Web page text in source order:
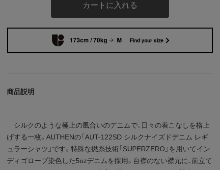
カートに入れる
173cm / 70kg M Find your size
商品説明
シルクのような極上の風合いのデニムで、日々の着こなしを格上
げする一枚。AUTHENの「AUT-122SD シルクナイズドデニム レギ
ュラーシャツ」です。特殊な撚糸技術「SUPERZERO」を用いてイン
ディゴロープ染色した5ozデニムを採用。台襟のない襟元に、前立て